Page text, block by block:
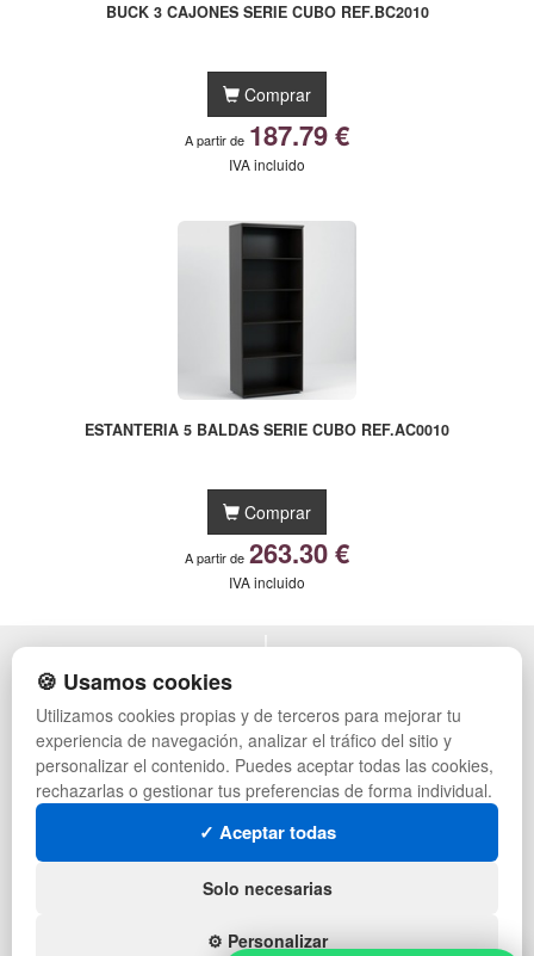
BUCK 3 CAJONES SERIE CUBO REF.BC2010
Comprar
A partir de 187.79 €
IVA incluido
ESTANTERIA 5 BALDAS SERIE CUBO REF.AC0010
Comprar
A partir de 263.30 €
IVA incluido
CONDICIONES DE USO
CAMBIOS Y DEVOLUCIONES
CONTACTO
QUIENES SOMOS
MAPA WEB
PREGUNTAS FRECUENTES
SÍGUENOS:
MUEBLES VINTAGE
TIENDA DE DEPORTES
MUEBLES HOSTELERÍA
SUMINISTROS HOSTELERÍA
MUEBLES CON PALETS
LOTES DE NAVIDAD
GESTIÓN DE RESIDUOS
🍪 Usamos cookies
Utilizamos cookies propias y de terceros para mejorar tu
experiencia de navegación, analizar el tráfico del sitio y
personalizar el contenido. Puedes aceptar todas las cookies,
rechazarlas o gestionar tus preferencias de forma individual.
✓ Aceptar todas
Solo necesarias
⚙️ Personalizar